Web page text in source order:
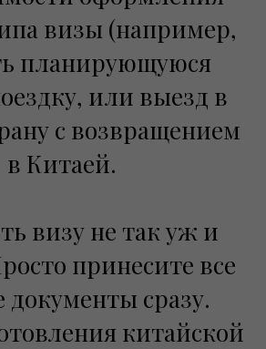
визы (например,
планирующуюся
или выезд в
с возвращением
в Китаей.
визу не так уж и
принесите все
сразу.
китайской